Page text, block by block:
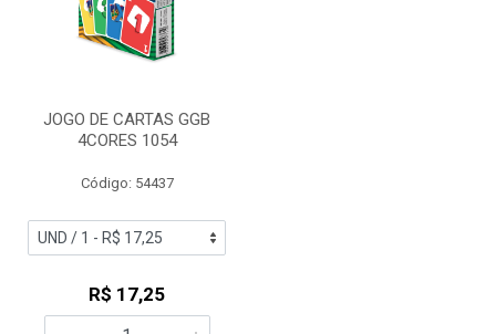
JOGO DE CARTAS GGB
4CORES 1054
Código: 54437
R$ 17,25